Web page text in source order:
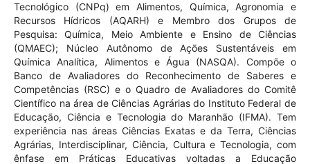
Tecnológico (CNPq) em Alimentos, Química, Agronomia e
Recursos Hídricos (AQARH) e Membro dos Grupos de
Pesquisa: Química, Meio Ambiente e Ensino de Ciências
(QMAEC); Núcleo Autônomo de Ações Sustentáveis em
Química Analítica, Alimentos e Água (NASQA). Compõe o
Banco de Avaliadores do Reconhecimento de Saberes e
Competências (RSC) e o Quadro de Avaliadores do Comitê
Científico na área de Ciências Agrárias do Instituto Federal de
Educação, Ciência e Tecnologia do Maranhão (IFMA). Tem
experiência nas áreas Ciências Exatas e da Terra, Ciências
Agrárias, Interdisciplinar, Ciência, Cultura e Tecnologia, com
ênfase em Práticas Educativas voltadas a Educação